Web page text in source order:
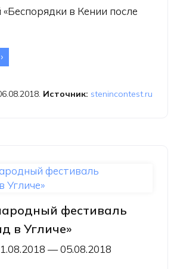
в Кении после
Конкурс имени Стенина назвал
года Источник: stenincontest.ru
фестиваль
в Угличе»
— 05.08.2018